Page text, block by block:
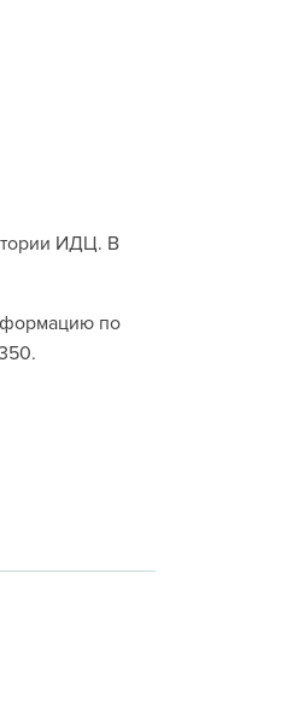
ИДЦ. В
по